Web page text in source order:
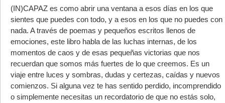
(IN)CAPAZ es como abrir una ventana a esos días en los que
sientes que puedes con todo, y a esos en los que no puedes con
nada. A través de poemas y pequeños escritos llenos de
emociones, este libro habla de las luchas internas, de los
momentos de caos y de esas pequeñas victorias que nos
recuerdan que somos más fuertes de lo que creemos. Es un
viaje entre luces y sombras, dudas y certezas, caídas y nuevos
comienzos. Si alguna vez te has sentido perdido, incomprendido
o simplemente necesitas un recordatorio de que no estás solo,